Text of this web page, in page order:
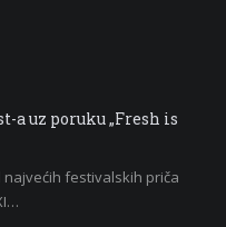
a uz poruku „Fresh is
najvećih festivalskih priča